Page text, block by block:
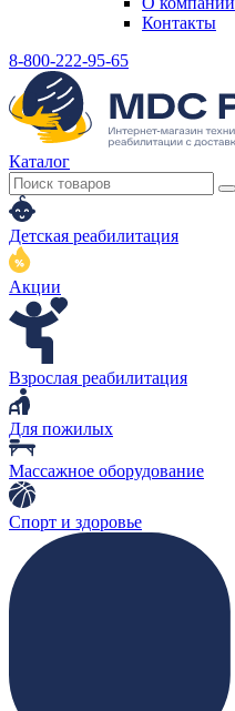
Контакты
8-800-222-95-65
Каталог
Детская реабилитация
Акции
Взрослая реабилитация
Для пожилых
Массажное оборудование
Спорт и здоровье